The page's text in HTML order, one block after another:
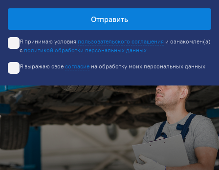
Отправить
Я принимаю условия пользовательского соглашения и ознакомлен(а)
с политикой обработки персональных данных
Я выражаю свое согласие на обработку моих персональных данных